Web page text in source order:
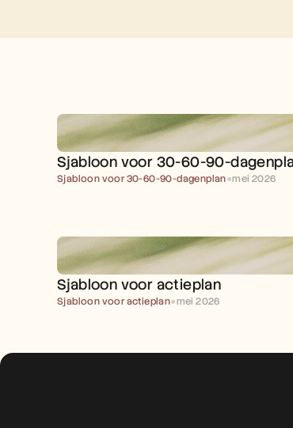
Sjabloon voor 30-60-90-
Sjabloon voor 30-60-90-dagenplan●mei 2026
Sjabloon voor actieplan
Sjabloon voor actieplan●mei 2026